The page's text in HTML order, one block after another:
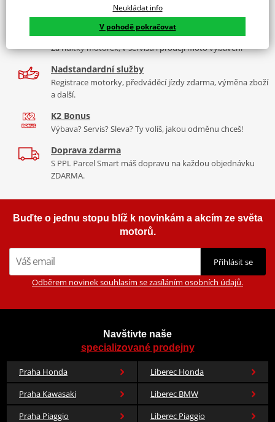
Co když mi to nebude
PDF Aerodynamic test
Mounting tips
dělí na 3 části: komerční, odlitkovou a kovových součástek. Již 40
let se účastní nejslavnějších závodů motocyklů po celém světě. V
naší nabídce naleznete doplňky a příslušenství například: plexi,
padací protektory a mnoho dalšího.
Zobrazit všechny produktyznačky PUIG
díly, to vše v Praze a Liberci
Více než 30 let zkušeností
Za řídítky motorek, v servisu i prodeji moto vybavení
Nadstandardní služby
Registrace motorky, předváděcí jízdy zdarma, výměna zboží
a další.
K2 Bonus
Výbava? Servis? Sleva? Ty volíš, jakou odměnu chceš!
Doprava zdarma
S PPL Parcel Smart máš dopravu na každou objednávku
ZDARMA.
Buďte o jednu stopu blíž k novinkám a akcím ze světa
motorů.
Přihlásit se
Odběrem novinek souhlasím se zasíláním osobních údajů.
Navštivte naše
specializované prodejny
Praha Honda
Liberec Honda
Praha Kawasaki
Liberec BMW
Praha Piaggio
Liberec Piaggio
Neukládat info
V pohodě pokračovat